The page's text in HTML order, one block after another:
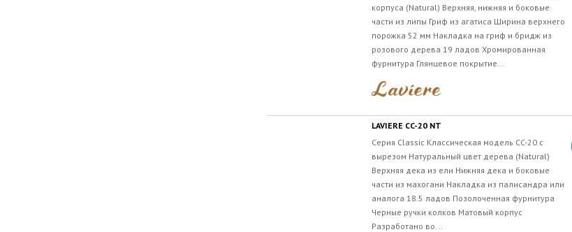
корпуса (Natural) Верхняя, нижняя и боковые
части из липы Гриф из агатиса Ширина верхнего
порожка 52 мм Накладка на гриф и бридж из
розового дерева 19 ладов Хромированная
фурнитура Глянцевое покрытие...
LAVIERE CC-20 NT
Серия Classic Классическая модель CC-20 с
вырезом Натуральный цвет дерева (Natural)
Верхняя дека из ели Нижняя дека и боковые
части из махогани Накладка из палисандра или
аналога 18.5 ладов Позолоченная фурнитура
Черные ручки колков Матовый корпус
Разработано во...